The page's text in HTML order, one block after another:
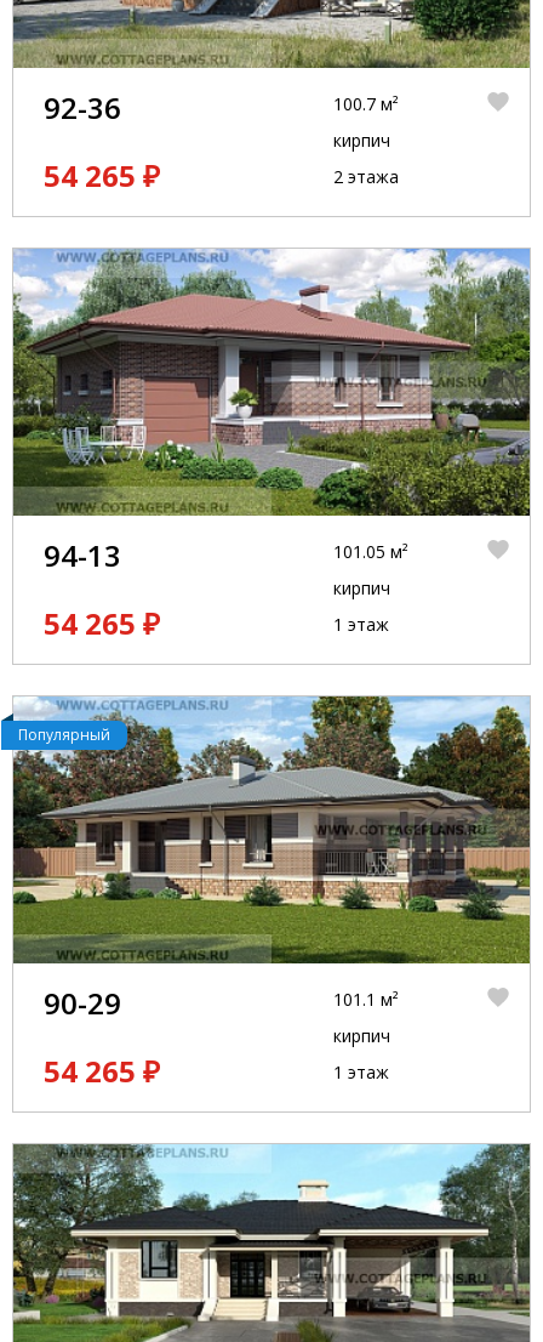
92-36
54 265 ₽
100.7 м²
кирпич
2 этажа
94-13
54 265 ₽
101.05 м²
кирпич
1 этаж
Популярный
90-29
54 265 ₽
101.1 м²
кирпич
1 этаж